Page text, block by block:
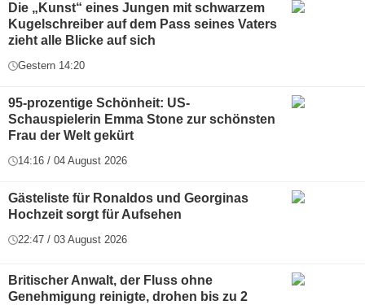
Die „Kunst“ eines Jungen mit schwarzem
Kugelschreiber auf dem Pass seines Vaters
zieht alle Blicke auf sich
Gestern 14:20
95-prozentige Schönheit: US-
Schauspielerin Emma Stone zur schönsten
Frau der Welt gekürt
14:16 / 04 August 2026
Gästeliste für Ronaldos und Georginas
Hochzeit sorgt für Aufsehen
22:47 / 03 August 2026
Britischer Anwalt, der Fluss ohne
Genehmigung reinigte, drohen bis zu 2